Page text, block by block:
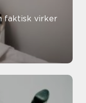
faktisk virker